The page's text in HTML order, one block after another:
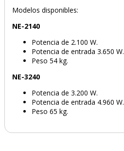
Modelos disponibles:
NE-2140
Potencia de 2.100 W.
Potencia de entrada 3.650 W.
Peso 54 kg.
NE-3240
Potencia de 3.200 W.
Potencia de entrada 4.960 W.
Peso 65 kg.